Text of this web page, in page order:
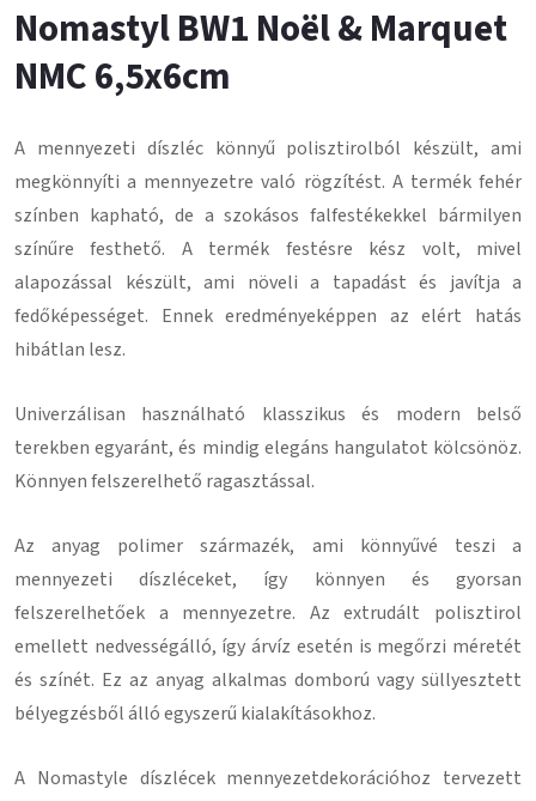
Nomastyl BW1 Noël & Marquet
NMC 6,5x6cm
A mennyezeti díszléc könnyű polisztirolból készült, ami
megkönnyíti a mennyezetre való rögzítést. A termék fehér
színben kapható, de a szokásos falfestékekkel bármilyen
színűre festhető.
A termék festésre kész volt, mivel
alapozással készült, ami növeli a tapadást és javítja a
fedőképességet. Ennek eredményeképpen az elért hatás
hibátlan lesz.
Univerzálisan használható klasszikus és modern belső
terekben egyaránt, és mindig elegáns hangulatot kölcsönöz.
Könnyen felszerelhető ragasztással.
Az anyag polimer származék, ami könnyűvé teszi a
mennyezeti díszléceket, így könnyen és gyorsan
felszerelhetőek a mennyezetre. Az extrudált polisztirol
emellett nedvességálló, így árvíz esetén is megőrzi méretét
és színét. Ez az anyag alkalmas domború vagy süllyesztett
bélyegzésből álló egyszerű kialakításokhoz.
A Nomastyle díszlécek mennyezetdekorációhoz tervezett